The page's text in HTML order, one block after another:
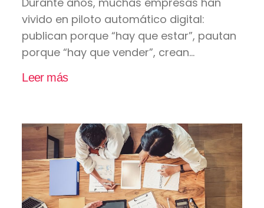
vivido en piloto automático digital:
publican porque “hay que estar”, pautan
porque “hay que vender”, crean...
Leer más